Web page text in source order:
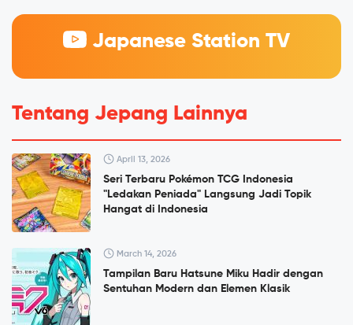
Japanese Station TV
Tentang Jepang Lainnya
April 13, 2026
Seri Terbaru Pokémon TCG Indonesia
"Ledakan Peniada" Langsung Jadi Topik
Hangat di Indonesia
March 14, 2026
Tampilan Baru Hatsune Miku Hadir dengan
Sentuhan Modern dan Elemen Klasik